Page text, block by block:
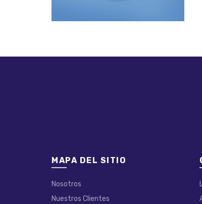
MAPA DEL SITIO
Nosotros
Nuestros Clientes